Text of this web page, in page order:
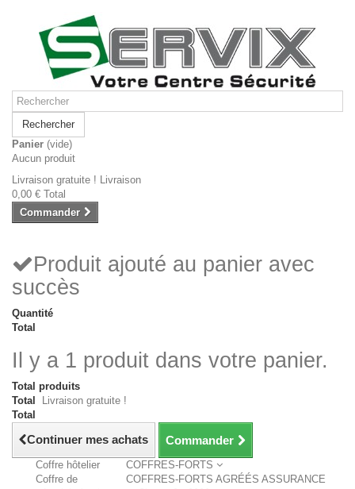
Rechercher
Panier (vide)
Aucun produit
Livraison gratuite ! Livraison
0,00 € Total
Commander
Produit ajouté au panier avec
succès
Quantité
Total
Il y a 1 produit dans votre panier.
Total produits
Total
Livraison gratuite !
Total
Continuer mes achats Commander
COFFRES-FORTS
Coffre hôtelier
Coffre de
COFFRES-FORTS AGRÉÉS ASSURANCE